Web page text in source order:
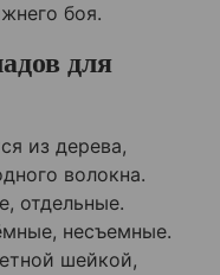
боя.
для
из дерева,
волокна.
отдельные.
несъемные.
шейкой,